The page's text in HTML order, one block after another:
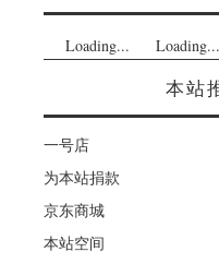
Loading... Loading...
本站
一号店
为本站捐款
京东商城
本站空间